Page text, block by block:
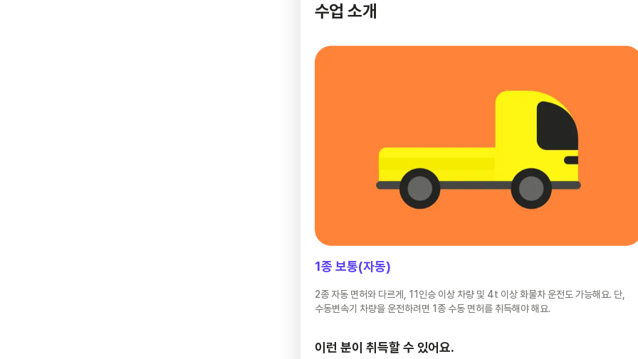
수업 소개
1종 보통(자동)
2종 자동 면허와 다르게, 11인승 이상 차량 및 4t 이상 화물차 운전도 가능해요. 단,
수동변속기 차량을 운전하려면 1종 수동 면허를 취득해야 해요.
이런 분이 취득할 수 있어요.